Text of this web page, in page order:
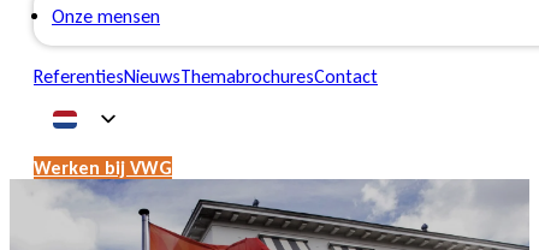
Onze mensen
ReferentiesNieuwsThemabrochuresContact
Werken bij VWG